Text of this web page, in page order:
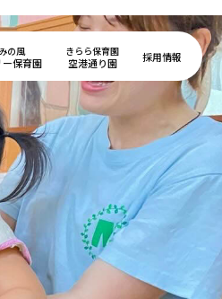
の風
保育園
きらら保育園
空港通り園 採用情報